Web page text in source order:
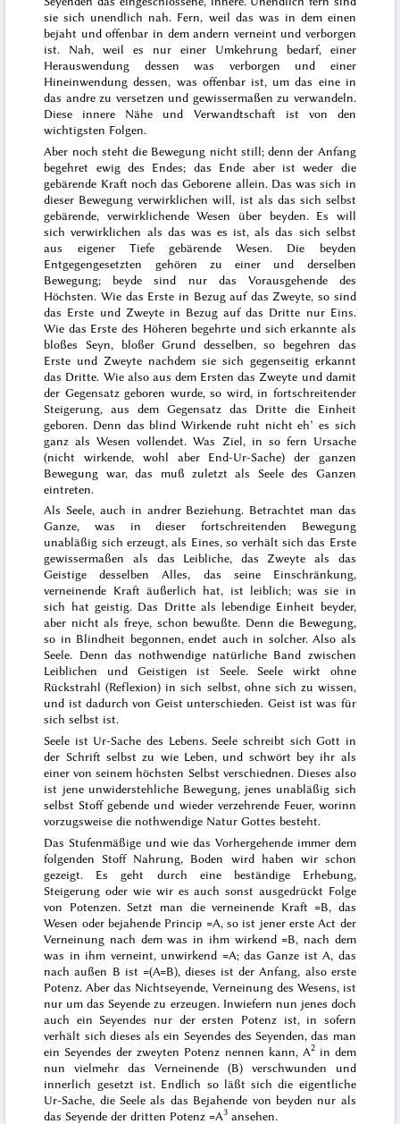
sie sich unendlich nah. Fern, weil das was in dem einen
bejaht und offenbar in dem andern verneint und verborgen
ist. Nah, weil es nur einer Umkehrung bedarf, einer
Herauswendung dessen was verborgen und einer
Hineinwendung dessen, was offenbar ist, um das eine in
das andre zu versetzen und gewissermaßen zu verwandeln.
Diese innere Nähe und Verwandtschaft ist von den
wichtigsten Folgen.
Aber noch steht die Bewegung nicht still; denn der Anfang
begehret ewig des Endes; das Ende aber ist weder die
gebärende Kraft noch das Geborene allein. Das was sich in
dieser Bewegung verwirklichen will, ist als das sich selbst
gebärende, verwirklichende Wesen über beyden. Es will
sich verwirklichen als das was es ist, als das sich selbst
aus eigener Tiefe gebärende Wesen. Die beyden
Entgegengesetzten gehören zu einer und derselben
Bewegung; beyde sind nur das Vorausgehende des
Höchsten. Wie das Erste in Bezug auf das Zweyte, so sind
das Erste und Zweyte in Bezug auf das Dritte nur Eins.
Wie das Erste des Höheren begehrte und sich erkannte als
bloßes Seyn, bloßer Grund desselben, so begehren das
Erste und Zweyte nachdem sie sich gegenseitig erkannt
das Dritte. Wie also aus dem Ersten das Zweyte und damit
der Gegensatz geboren wurde, so wird, in fortschreitender
Steigerung, aus dem Gegensatz das Dritte die Einheit
geboren. Denn das blind Wirkende ruht nicht eh’ es sich
ganz als Wesen vollendet. Was Ziel, in so fern Ursache
(nicht wirkende, wohl aber End-Ur-Sache) der ganzen
Bewegung war, das muß zuletzt als Seele des Ganzen
eintreten.
Als Seele, auch in andrer Beziehung. Betrachtet man das
Ganze, was in dieser fortschreitenden Bewegung
unabläßig sich erzeugt, als Eines, so verhält sich das Erste
gewissermaßen als das Leibliche, das Zweyte als das
Geistige desselben Alles, das seine Einschränkung,
verneinende Kraft äußerlich hat, ist leiblich; was sie in
sich hat geistig. Das Dritte als lebendige Einheit beyder,
aber nicht als freye, schon bewußte. Denn die Bewegung,
so in Blindheit begonnen, endet auch in solcher. Also als
Seele. Denn das nothwendige natürliche Band zwischen
Leiblichen und Geistigen ist Seele. Seele wirkt ohne
Rückstrahl (Reflexion) in sich selbst, ohne sich zu wissen,
und ist dadurch von Geist unterschieden. Geist ist was für
sich selbst ist.
Seele ist Ur-Sache des Lebens. Seele schreibt sich Gott in
der Schrift selbst zu wie Leben, und schwört bey ihr als
einer vonseinem höchsten Selbst verschiednen. Dieses also
ist jene unwiderstehliche Bewegung, jenes unabläßig sich
selbst Stoff gebende und wieder verzehrende Feuer, worinn
vorzugsweise die nothwendige Natur Gottes besteht.
Das Stufenmäßige und wie das Vorhergehende immer dem
folgenden Stoff Nahrung, Boden wird haben wir schon
gezeigt. Es geht durch eine beständige Erhebung,
Steigerung oder wie wir es auch sonst ausgedrückt Folge
von Potenzen. Setzt man die verneinende Kraft =B, das
Wesen oder bejahende Princip =A, so ist jener erste Act der
Verneinung nach dem was in ihm wirkend =B, nach dem
was in ihm verneint, unwirkend =A; das Ganze ist A, das
nach außen B ist =(A=B), dieses ist der Anfang, also erste
Potenz. Aber das Nichtseyende, Verneinung des Wesens, ist
nur um das Seyende zu erzeugen. Inwiefern nun jenes doch
auch ein Seyendes nur der ersten Potenz ist, in sofern
verhält sich dieses als ein Seyendes des Seyenden, das man
ein Seyendes der zweyten Potenz nennen kann, A2in dem
nun vielmehr das Verneinende (B) verschwunden und
innerlich gesetzt ist. Endlich so läßt sich die eigentliche
Ur-Sache, die Seele als das Bejahende von beyden nur als
das Seyende der dritten Potenz =A3 ansehen.